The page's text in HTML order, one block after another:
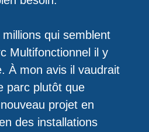
qui semblent
Multifonctionnel il y
À mon avis il vaudrait
parc plutôt que
projet en
des installations